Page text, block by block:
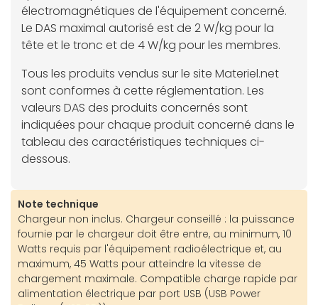
électromagnétiques de l'équipement concerné.
Le DAS maximal autorisé est de 2 W/kg pour la
tête et le tronc et de 4 W/kg pour les membres.
Tous les produits vendus sur le site Materiel.net
sont conformes à cette réglementation. Les
valeurs DAS des produits concernés sont
indiquées pour chaque produit concerné dans le
tableau des caractéristiques techniques ci-
dessous.
Note technique
Chargeur non inclus. Chargeur conseillé : la puissance
fournie par le chargeur doit être entre, au minimum, 10
Watts requis par l'équipement radioélectrique et, au
maximum, 45 Watts pour atteindre la vitesse de
chargement maximale. Compatible charge rapide par
alimentation électrique par port USB (USB Power